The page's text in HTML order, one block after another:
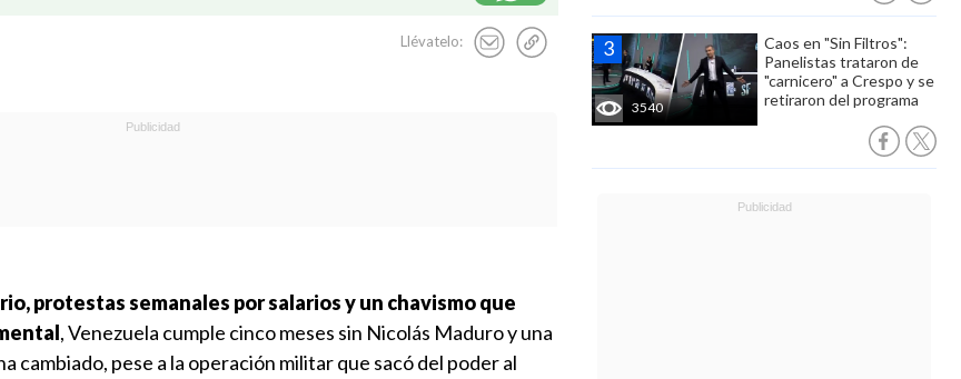
Llévatelo:
3540
Caos en "Sin Filtros":
Panelistas trataron de
"carnicero" a Crespo y se
retiraron del programa
protestas semanales por salarios y un chavismo que
, Venezuela cumple cinco meses sin Nicolás Maduro y una
cambiado, pese a la operación militar que sacó del poder al